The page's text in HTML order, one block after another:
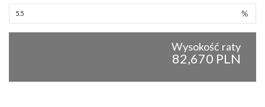
%
Wysokość raty
82,670 PLN